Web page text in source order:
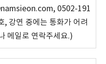
0502-191
강연 중에는 통화가 어려
메일로 연락주세요.)